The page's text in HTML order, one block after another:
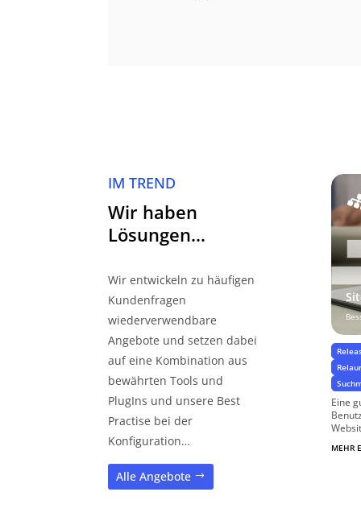
IM TREND
Wir haben
Lösungen…
Wir entwickeln zu häufigen
Kundenfragen
wiederverwendbare
Angebote und setzen dabei
auf eine Kombination aus
bewährten Tools und
PlugIns und unsere Best
Practise bei der
Konfiguration…
Alle Angebote
Eine
MEHR